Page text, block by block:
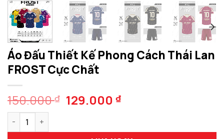
Áo Đấu Thiết Kế Phong Cách Thái Lan
FROST Cực Chất
150.000₫ Giá
150.000 ₫.
129.000₫Giá
là:
Áo Đấu Thiết Kế Phong Cách Thái Lan FROST Cực Chất số